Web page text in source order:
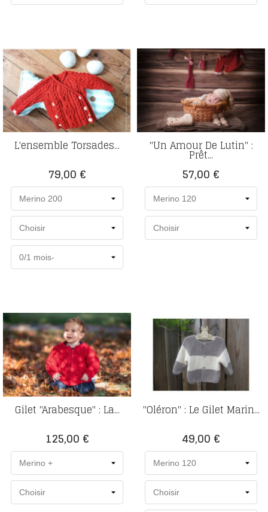
L'ensemble Torsades...
Prix
79,00 €
"Un Amour De Lutin" :
Prêt...
Prix
57,00 €
Gilet "Arabesque" : La...
Prix
125,00 €
"Oléron" : Le Gilet Marin...
Prix
49,00 €